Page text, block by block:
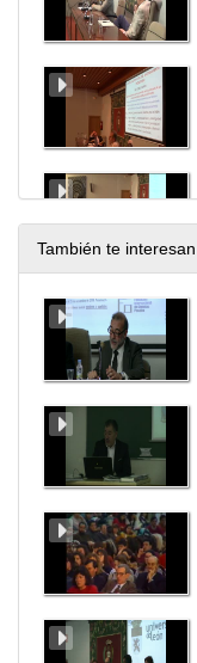
También te interesan